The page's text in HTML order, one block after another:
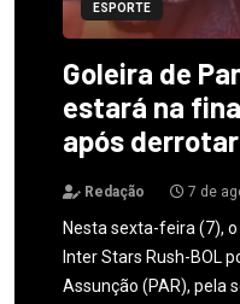
ESPORTE
Goleira de
estará na
após
Redação 7 de
Nesta sexta-feira (7),
Inter Stars Rush-BOL
Assunção (PAR), pela